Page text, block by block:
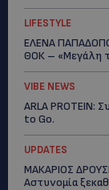
LIFESTYLE
ΕΛΕΝΑ
ΘΟΚ – «Μεγάλη
VIBE NEWS
ARLA PROTEIN:
to Go.
UPDATES
ΜΑΚΑΡΙΟΣ
Αστυνομία